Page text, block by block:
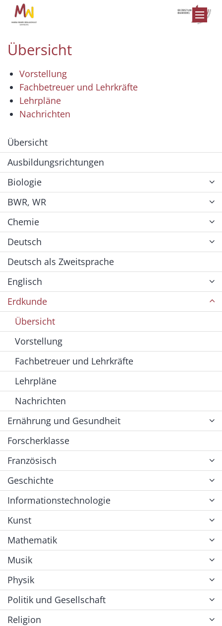
Zum Inhalt springen
Übersicht
Vorstellung
Fachbetreuer und Lehrkräfte
Lehrpläne
Nachrichten
Übersicht
Ausbildungsrichtungen
Biologie
BWR, WR
Chemie
Deutsch
Deutsch als Zweitsprache
Englisch
Erdkunde
Übersicht
Vorstellung
Fachbetreuer und Lehrkräfte
Lehrpläne
Nachrichten
Ernährung und Gesundheit
Forscherklasse
Französisch
Geschichte
Informationstechnologie
Kunst
Mathematik
Musik
Physik
Politik und Gesellschaft
Religion